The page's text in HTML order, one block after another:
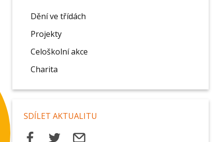
Dění ve třídách
Projekty
Celoškolní akce
Charita
SDÍLET AKTUALITU